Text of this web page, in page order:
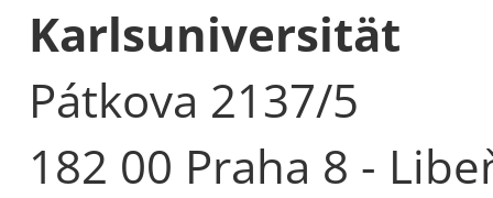
Karlsuniversität
Pátkova 2137/5
182 00 Praha 8 -